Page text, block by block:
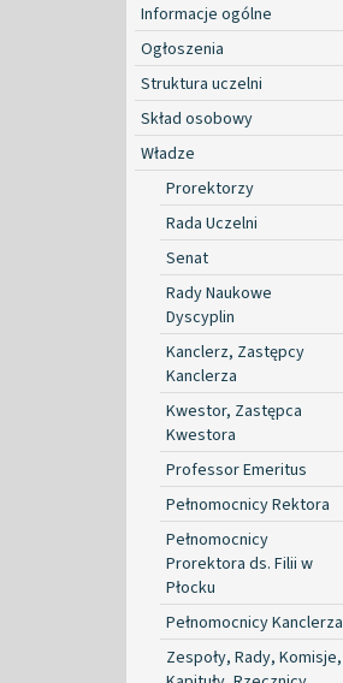
Informacje ogólne
Ogłoszenia
Struktura uczelni
Skład osobowy
Władze
Prorektorzy
Rada Uczelni
Senat
Rady Naukowe
Dyscyplin
Kanclerz, Zastępcy
Kanclerza
Kwestor, Zastępca
Kwestora
Professor Emeritus
Pełnomocnicy Rektora
Pełnomocnicy
Prorektora ds. Filii w
Płocku
Pełnomocnicy Kanclerza
Zespoły, Rady, Komisje,